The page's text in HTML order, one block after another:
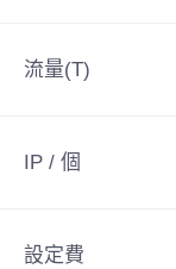
流量(T)
IP / 個
設定費